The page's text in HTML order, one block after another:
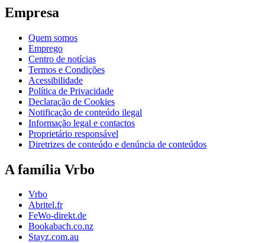
Empresa
Quem somos
Emprego
Centro de notícias
Termos e Condições
Acessibilidade
Política de Privacidade
Declaração de Cookies
Notificação de conteúdo ilegal
Informação legal e contactos
Proprietário responsável
Diretrizes de conteúdo e denúncia de conteúdos
A família Vrbo
Vrbo
Abritel.fr
FeWo-direkt.de
Bookabach.co.nz
Stayz.com.au